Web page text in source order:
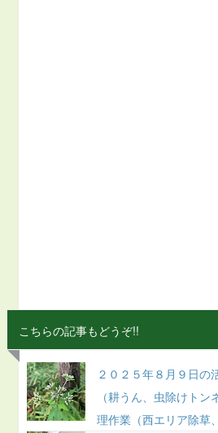
こちらの記事もどうぞ!!
２０２５年８月９日の
（耕うん、虫除けト
理作業（西エリア除草